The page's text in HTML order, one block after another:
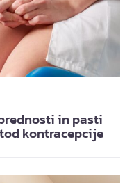
in pasti
kontracepcije